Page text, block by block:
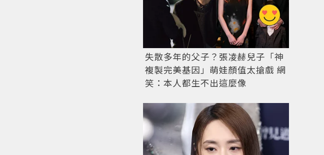
失散多年的父子？張凌赫兒子「神
複製完美基因」萌娃顏值太搶戲 網
笑：本人都生不出這麼像